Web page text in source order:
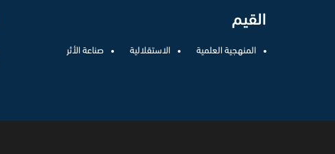
القيم
المنهجية العلمية الاستقلالية صناعة الأثر